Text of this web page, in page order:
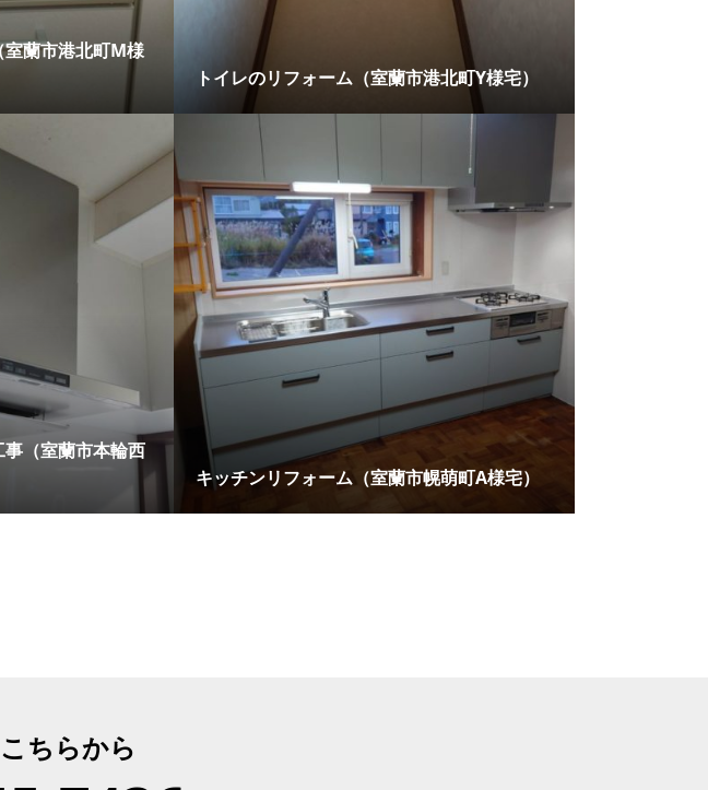
室蘭市港北町M様
トイレのリフォーム（室蘭市港北町Y様宅）
（室蘭市本輪西
キッチンリフォーム（室蘭市幌萌町A様宅）
ちらから